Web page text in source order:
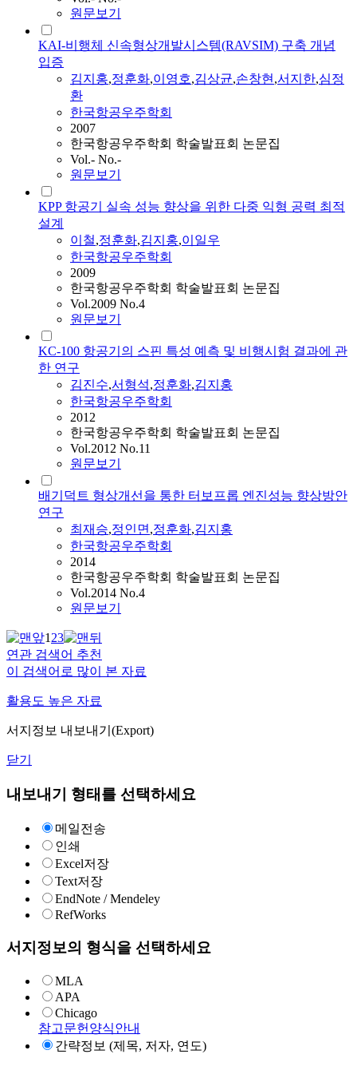
원문보기
KAI-비행체 신속형상개발시스템(RAVSIM) 구축 개념
입증
김지홍,정훈화,이영호,김상균,손창현,서지한,심정
환
한국항공우주학회
2007
한국항공우주학회 학술발표회 논문집
Vol.- No.-
원문보기
KPP 항공기 실속 성능 향상을 위한 다중 익형 공력 최적
설계
이철,정훈화,김지홍,이일우
한국항공우주학회
2009
한국항공우주학회 학술발표회 논문집
Vol.2009 No.4
원문보기
KC-100 항공기의 스핀 특성 예측 및 비행시험 결과에 관
한 연구
김진수,서형석,정훈화,김지홍
한국항공우주학회
2012
한국항공우주학회 학술발표회 논문집
Vol.2012 No.11
원문보기
배기덕트 형상개선을 통한 터보프롭 엔진성능 향상방안
연구
최재승,정인면,정훈화,김지홍
한국항공우주학회
2014
한국항공우주학회 학술발표회 논문집
Vol.2014 No.4
원문보기
123
연관 검색어 추천
이 검색어로 많이 본 자료
활용도 높은 자료
서지정보 내보내기(Export)
닫기
내보내기 형태를 선택하세요
메일전송
인쇄
Excel저장
Text저장
EndNote / Mendeley
RefWorks
서지정보의 형식을 선택하세요
MLA
APA
Chicago
참고문헌양식안내
간략정보 (제목, 저자, 연도)